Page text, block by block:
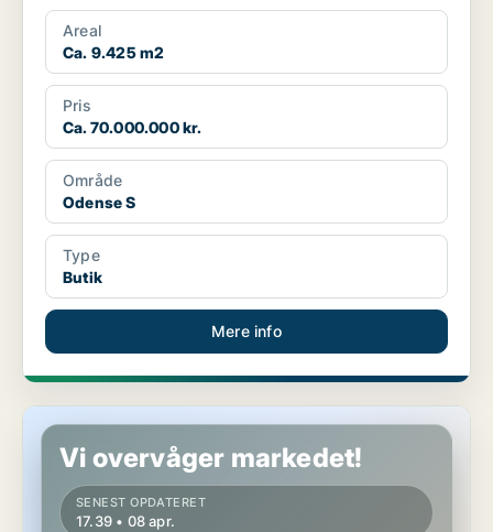
Areal
Ca. 9.425 m2
Pris
Ca. 70.000.000 kr.
Område
Odense S
Type
Butik
Mere info
Butik i Odense C
Vi overvåger markedet!
SENEST OPDATERET
17.39 • 08 apr.